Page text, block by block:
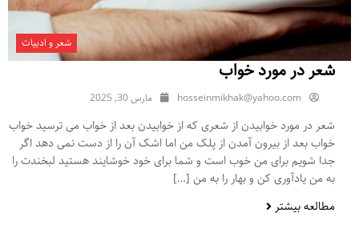
شعر و ادبیات
شعر در مورد خواب
hosseinmikhak@yahoo.com مارس 30, 2025
شعر در مورد خوابیدن از شعری که از خوابیدن بعد از خواب می ترسید خواب
خواب بعد از بیرون آمدن از پلک من اما اشک آن را از دست نمی دهد اگر
جدا شویم برای من خوب است و شما برای خود خوشایند هستید لبخندت را
به من یادآوری کن و بهار را به من […]
مطالعه بیشتر